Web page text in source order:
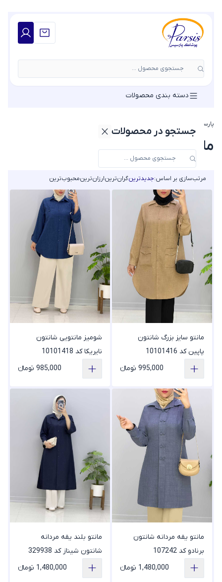
جستجوی محصول ...
جستجو در محصولات
دسته بندی محصولات
پارسیس مد
مانتو شانتون
مرتب‌سازی بر اساس:جدیدترینگران‌ترینارزان‌ترینمحبوب‌ترین
مانتو سایز بزرگ شانتون
پاپین کد 10101416
995,000 تومانء
شومیز مانتویی شانتون
نایریکا کد 10101418
985,000 تومانء
مانتو یقه مردانه شانتون
برنادو کد 107242
1,480,000 تومانء
مانتو بلند یقه مردانه
شانتون شیناز کد 329938
1,480,000 تومانء